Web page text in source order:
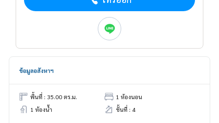
ข้อมูลอสังหาฯ
พื้นที่ : 35.00 ตร.ม.
1 ห้องนอน
1 ห้องน้ำ
ชั้นที่ : 4